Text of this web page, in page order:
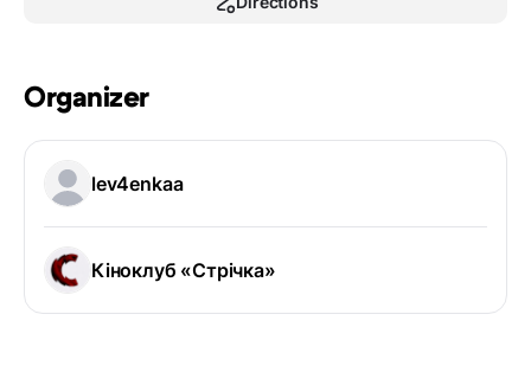
Organizer
lev4enkaa
Кіноклуб «Стрічка»